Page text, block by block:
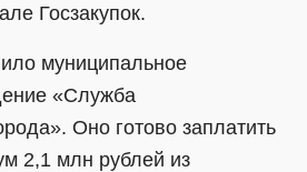
Госзакупок.
муниципальное
«Служба
Оно готово заплатить
2,1 млн рублей из